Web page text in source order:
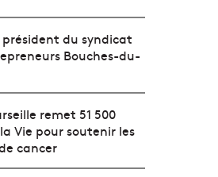
du syndicat
Bouches-du-
remet 51 500
Vie pour soutenir les
cancer